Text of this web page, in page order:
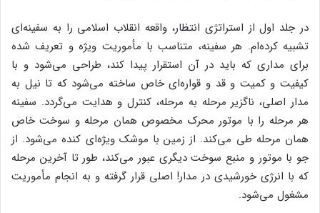
در جلد اول از استراتژی انتظار، واقعه انقلاب اسلامی را به سفینه‌ای
تشبیه کرده‌ام. هر سفینه، متناسب با مأموریت ویژه و تعریف شده
برای مداری که باید در آن استقرار پیدا کند، طراحی می‌شود و با
کیفیت و کمیت و قد و قواره‌ای خاص ساخته می‌شود که تا نیل به
مدار اصلی، ناگزیر مرحله به مرحله، کنترل و هدایت می‌گردد. سفینه
هر مرحله را با موتور محرک مخصوص همان مرحله و سوخت خاص
همان مرحله طی می‌کند. از زمین با موشک ویژه‌ای کنده می‌شود. از
جو با موتور و منبع سوخت دیگری عبور می‌کند، طور تا آخرین مرحله
که با انرژی خورشیدی در مدار! اصلی قرار گرفته و به انجام مأموریت
مشغول می‌شود.